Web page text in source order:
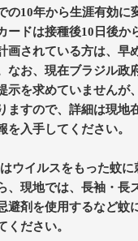
の10年から生涯有効に
ードは接種後10日後か
画されている方は、早
なお、現在ブラジル政
示を求めていませんが
ますので、詳細は現地
を入手してください。
ウイルスをもった蚊に
、現地では、長袖・長
避剤を使用するなど蚊
ください。